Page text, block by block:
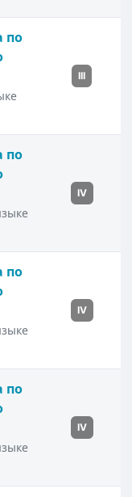
по
III
по
IV
по
IV
по
IV